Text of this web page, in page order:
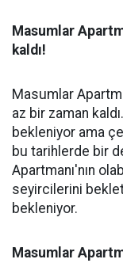
Masumlar
kaldı!
Masumlar
az bir zaman
bekleniyor ama
bu tarihlerde bir
Apartmanı'nın
seyircilerini
bekleniyor.
Masumlar